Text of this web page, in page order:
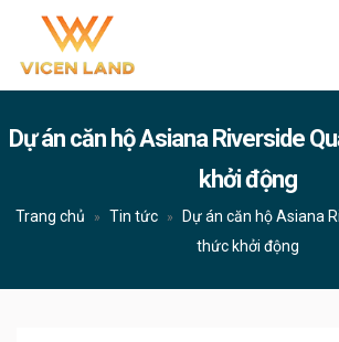
Dự án căn hộ Asiana Riverside
khởi động
Trang chủ » Tin tức »
Dự án căn hộ Asiana
thức khởi động